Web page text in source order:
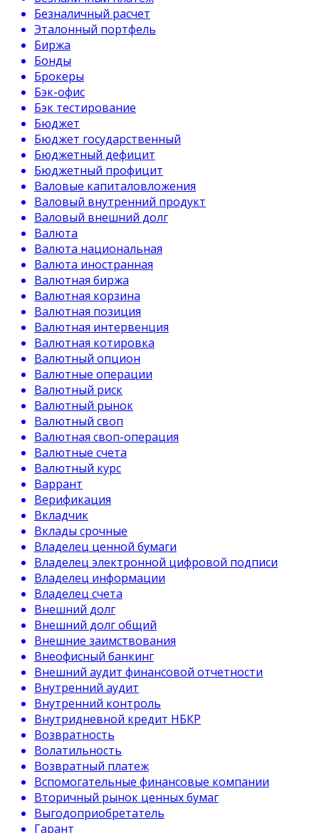
Безналичный расчет
Эталонный портфель
Биржа
Бонды
Брокеры
Бэк-офис
Бэк тестирование
Бюджет
Бюджет государственный
Бюджетный дефицит
Бюджетный профицит
Валовые капиталовложения
Валовый внутренний продукт
Валовый внешний долг
Валюта
Валюта национальная
Валюта иностранная
Валютная биржа
Валютная корзина
Валютная позиция
Валютная интервенция
Валютная котировка
Валютный опцион
Валютные операции
Валютный риск
Валютный рынок
Валютный своп
Валютная своп-операция
Валютные счета
Валютный курс
Варрант
Верификация
Вкладчик
Вклады срочные
Владелец ценной бумаги
Владелец электронной цифровой подписи
Владелец информации
Владелец счета
Внешний долг
Внешний долг общий
Внешние заимствования
Внеофисный банкинг
Внешний аудит финансовой отчетности
Внутренний аудит
Внутренний контроль
Внутридневной кредит НБКР
Возвратность
Волатильность
Возвратный платеж
Вспомогательные финансовые компании
Вторичный рынок ценных бумаг
Выгодоприобретатель
Гарант